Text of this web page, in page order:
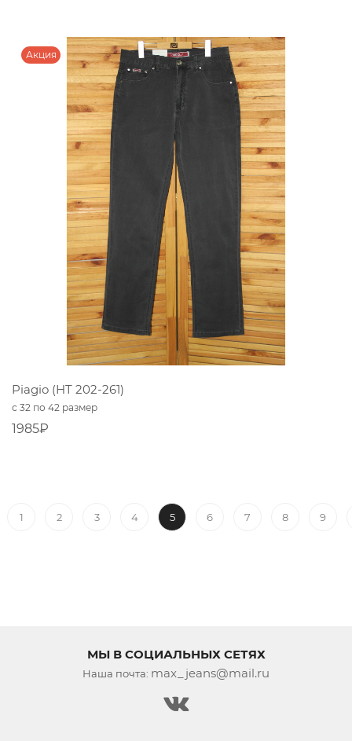
Piagio (HT 202-261)
с 32 по 42 размер
1985₽
1 2 3 4 5 6 7 8 9
МЫ В СОЦИАЛЬНЫХ СЕТЯХ
Наша почта: max_jeans@mail.ru